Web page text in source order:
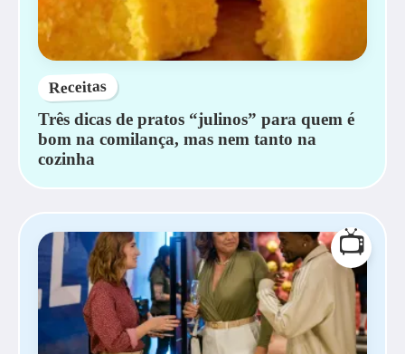
Receitas
Três dicas de pratos “julinos” para quem é
bom na comilança, mas nem tanto na
cozinha
📺